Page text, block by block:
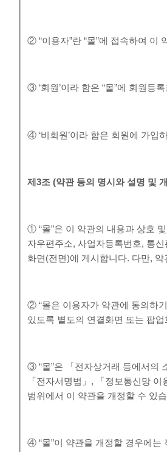
② “이용자”란 “몰”에 접속하여 이
③ ‘회원’이라 함은 “몰”에 회원등
④ ‘비회원’이라 함은 회원에 가입
제3조(약관 등의 명시와 설명 및
① “몰”은 이 약관의 내용과 상호
자우편주소, 사업자등록번호, 통
화면(전면)에 게시합니다. 다만,
② “몰은 이용자가 약관에 동의하
있도록 별도의 연결화면 또는 팝
③ “몰”은 「전자상거래 등에서의
「전자서명법」, 「정보통신망
범위에서 이 약관을 개정할 수 있
④ “몰”이 약관을 개정할 경우에는